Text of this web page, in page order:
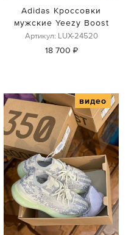
Adidas Кроссовки
мужские Yeezy Boost
Артикул: LUX-24520
18 700 ₽
видео